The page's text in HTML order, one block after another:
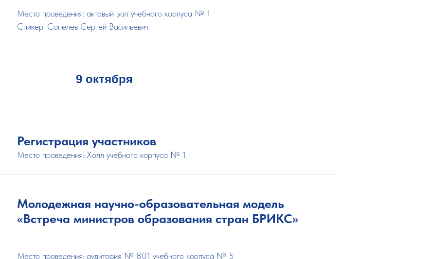
Место проведения: актовый зал учебного корпуса № 1
Спикер: Сопелев Сергей Васильевич
9 октября
Регистрация участников
Место проведения: Холл учебного корпуса № 1
Молодежная научно-образовательная модель
«Встреча министров образования стран БРИКС»
Место проведения: аудитория № 801 учебного корпуса № 5